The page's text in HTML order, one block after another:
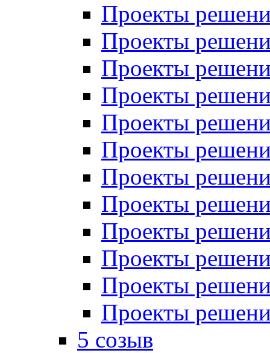
Проекты
Проекты
Проекты
Проекты
Проекты
Проекты
Проекты
Проекты
Проекты
Проекты
Проекты
Проекты
5 созыв